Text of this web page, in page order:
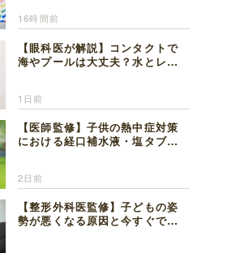
16時間前
【眼科医が解説】コンタクトで
海やプールは大丈夫？水とレン
1日前
【医師監修】子供の熱中症対策
における経口補水液・塩タブレ
2日前
【整形外科医監修】子どもの姿
勢が悪くなる原因と今すぐでき